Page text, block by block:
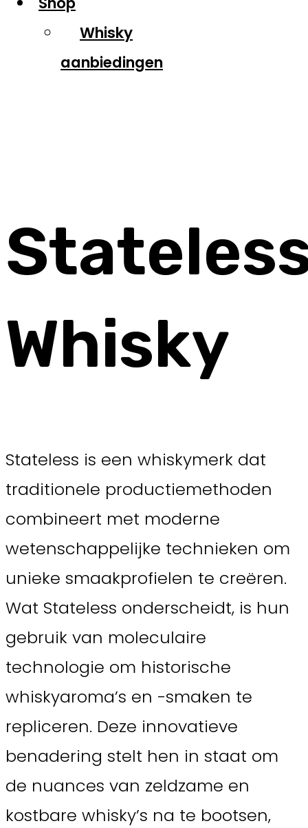
Whisky
aanbiedingen
Whisky
Stateless is een whiskymerk dat
traditionele productiemethoden
combineert met moderne
wetenschappelijke technieken om
unieke smaakprofielen te creëren.
Wat Stateless onderscheidt, is hun
gebruik van moleculaire
technologie om historische
whiskyaroma’s en -smaken te
repliceren. Deze innovatieve
benadering stelt hen in staat om
de nuances van zeldzame en
kostbare whisky’s na te bootsen,